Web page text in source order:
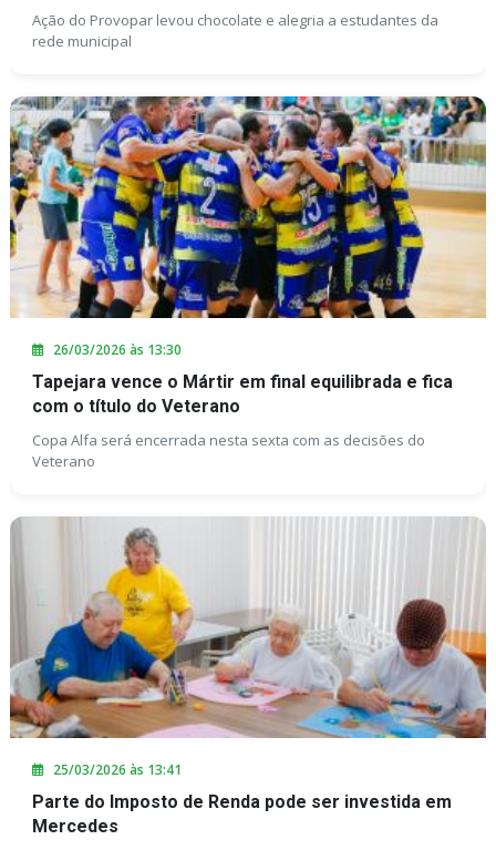
Ação do Provopar levou chocolate e alegria a estudantes da
rede municipal
26/03/2026 às 13:30
Tapejara vence o Mártir em final equilibrada e fica
com o título do Veterano
Copa Alfa será encerrada nesta sexta com as decisões do
Veterano
25/03/2026 às 13:41
Parte do Imposto de Renda pode ser investida em
Mercedes